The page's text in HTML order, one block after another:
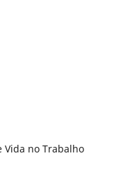
Vida no Trabalho